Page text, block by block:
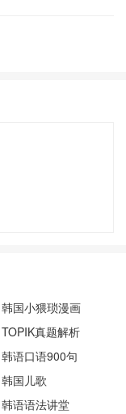
韩国小猥琐漫画
TOPIK真题解析
韩语口语900句
韩国儿歌
韩语语法讲堂